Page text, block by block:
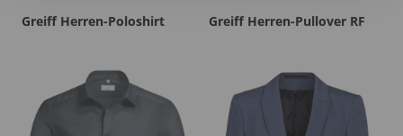
Greiff Herren-Poloshirt Greiff Herren-Pullover RF